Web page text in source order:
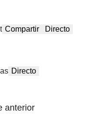
Compartir Directo
Directo
anterior